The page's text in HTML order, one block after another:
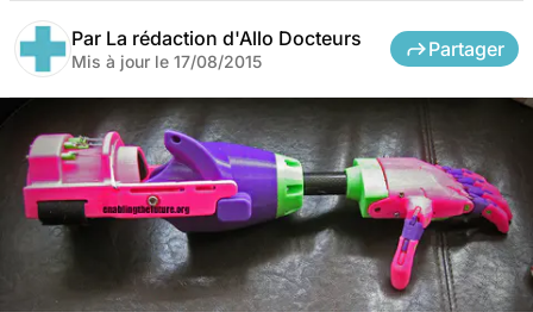
Par La rédaction d'Allo Docteurs
Mis à jour le 17/08/2015
Partager